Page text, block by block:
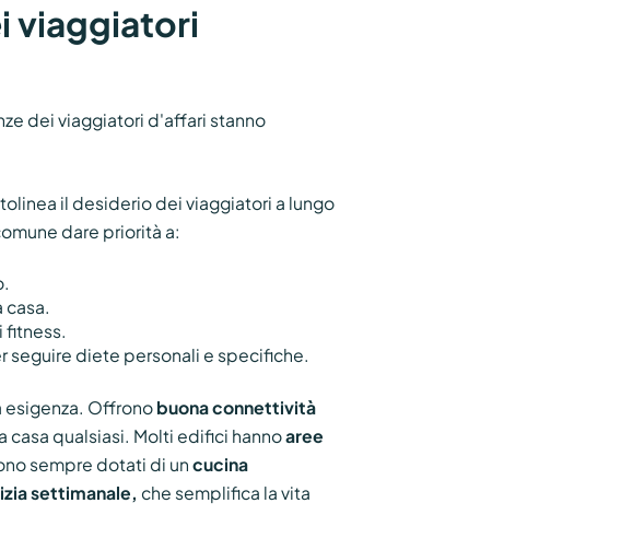
viaggiatori
dei viaggiatori d'affari stanno
il desiderio dei viaggiatori a lungo
dare priorità a:
casa.
fitness.
seguire diete personali e specifiche.
Offronobuona connettività
casa qualsiasi. Molti edifici hannoaree
sempre dotati di un cucina
settimanale, che semplifica la vita